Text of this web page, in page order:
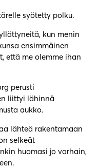
syötetty polku.
kun menin
ensimmäinen
että me olemme ihan
perusti
liittyi lähinnä
aukko.
lähteä rakentamaan
selkeät
huomasi jo varhain,